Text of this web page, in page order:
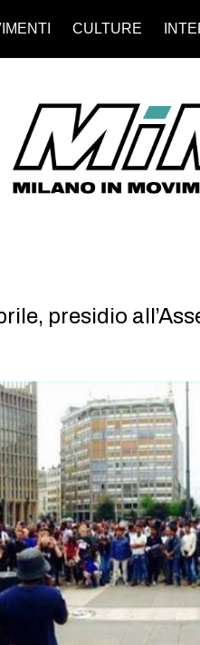
CULTURE
presidio